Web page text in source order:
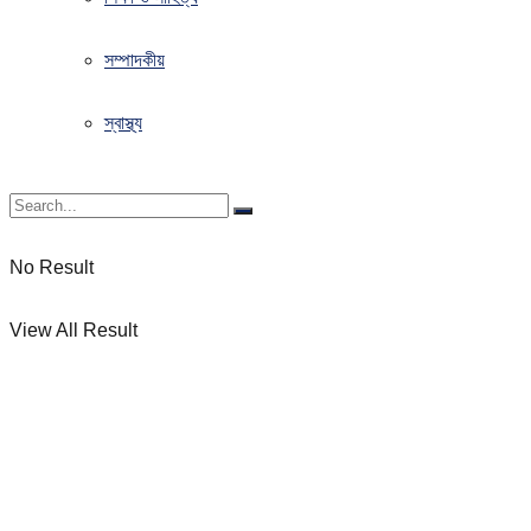
সম্পাদকীয়
স্বাস্থ্য
No Result
View All Result